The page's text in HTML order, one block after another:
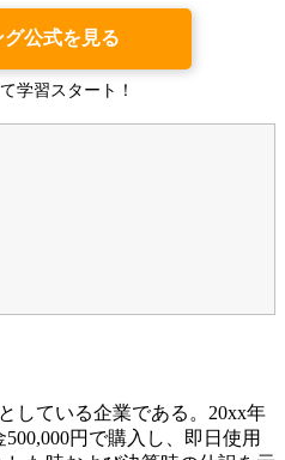
グ公式を見る
学習スタート！
している企業である。20xx年
円で購入し、即日使用